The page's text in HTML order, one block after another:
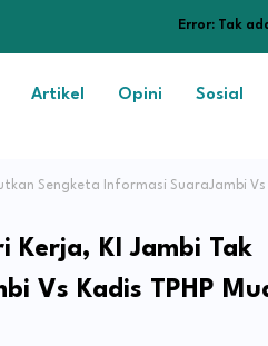
Error: Tak
Artikel Opini Sosial
Sengketa Informasi SuaraJambi Vs
Kerja, KI Jambi Tak
Vs Kadis TPHP